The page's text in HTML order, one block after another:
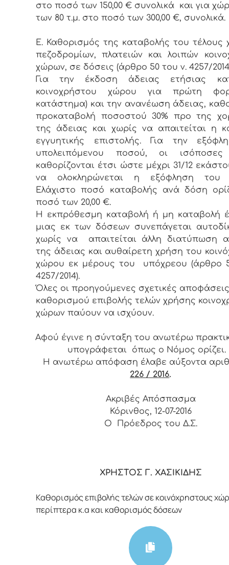
στο ποσό των 150,00 € συνολικά και για
των 80 τ.μ. στο ποσό των 300,00 €, συνολικά.
Ε. Καθορισμός της καταβολής του τέλους
πεζοδρομίων, πλατειών και λοιπών
χώρων, σε δόσεις (άρθρο 50 του ν. 4257/
Για την έκδοση άδειας ετήσιας
κοινοχρήστου χώρου για πρώτη
κατάστημα) και την ανανέωση άδειας,
προκαταβολή ποσοστού 30% προ της
της άδειας και χωρίς να απαιτείται η
εγγυητικής επιστολής. Για την
υπολειπόμενου ποσού, οι ισόποσες
καθορίζονται έτσι ώστε μέχρι 31/12
να ολοκληρώνεται η εξόφληση του
Ελάχιστο ποσό καταβολής ανά δόση
ποσό των 20,00 €.
Η εκπρόθεσμη καταβολή ή μη καταβολή
μιας εκ των δόσεων συνεπάγεται
χωρίς να απαιτείται άλλη διατύπωση
της άδειας και αυθαίρετη χρήση του
χώρου εκ μέρους του υπόχρεου (άρθρο
4257/2014).
Όλες οι προηγούμενες σχετικές
καθορισμού επιβολής τελών χρήσης
χώρων παύουν να ισχύουν.
Αφού έγινε η σύνταξη του ανωτέρω
υπογράφεται όπως ο Νόμος ορίζει.
Η ανωτέρω απόφαση έλαβε αύξοντα
226 / 2016.
Ακριβές Απόσπασμα
Κόρινθος, 12-07-2016
Ο Πρόεδρος του Δ.Σ.
ΧΡΗΣΤΟΣ Γ. ΧΑΣΙΚΙΔΗΣ
Καθορισμός επιβολής τελών σε κοινόχρηστους
περίπτερα κ.α και καθορισμός δόσεων